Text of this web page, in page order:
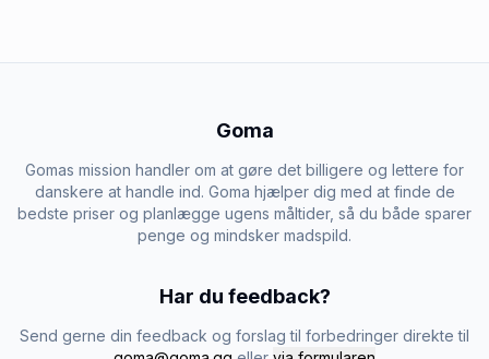
Goma
Gomas mission handler om at gøre det billigere og lettere for
danskere at handle ind. Goma hjælper dig med at finde de
bedste priser og planlægge ugens måltider, så du både sparer
penge og mindsker madspild.
Har du feedback?
Send gerne din feedback og forslag til forbedringer direkte til